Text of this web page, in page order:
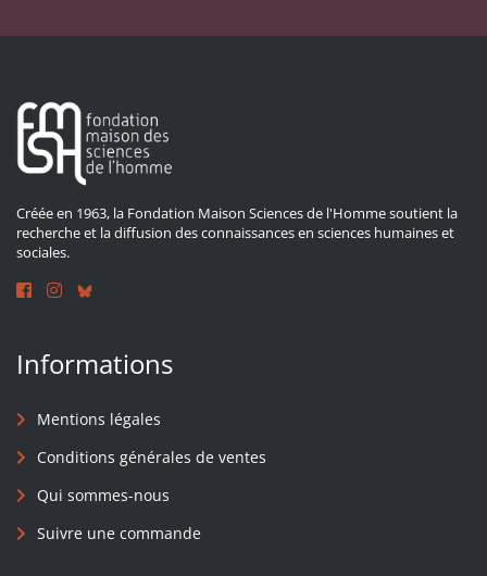
Créée en 1963, la Fondation Maison Sciences de l'Homme soutient la
recherche et la diffusion des connaissances en sciences humaines et
sociales.
Informations
Mentions légales
Conditions générales de ventes
Qui sommes-nous
Suivre une commande